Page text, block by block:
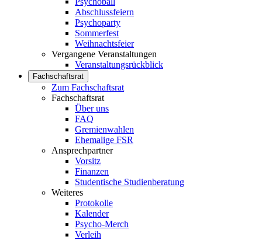
Abschlussfeiern
Psychoparty
Sommerfest
Weihnachtsfeier
Vergangene Veranstaltungen
Veranstaltungsrückblick
Fachschaftsrat
Zum Fachschaftsrat
Fachschaftsrat
Über uns
FAQ
Gremienwahlen
Ehemalige FSR
Ansprechpartner
Vorsitz
Finanzen
Studentische Studienberatung
Weiteres
Protokolle
Kalender
Psycho-Merch
Verleih